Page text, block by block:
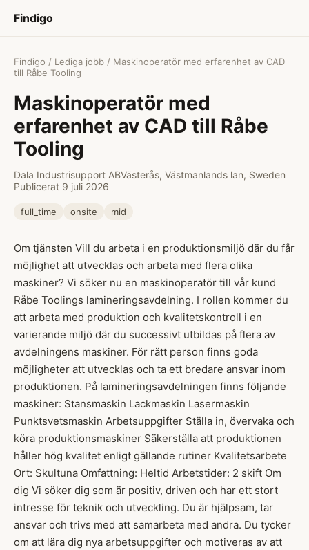
Findigo
Findigo / Lediga jobb / Maskinoperatör med erfarenhet av CAD
till Råbe Tooling
Maskinoperatör med
erfarenhet av CAD till Råbe
Tooling
Dala Industrisupport ABVästerås, Västmanlands lan, Sweden
Publicerat 9 juli 2026
full_time onsite mid
Om tjänsten Vill du arbeta i en produktionsmiljö där du får
möjlighet att utvecklas och arbeta med flera olika
maskiner? Vi söker nu en maskinoperatör till vår kund
Råbe Toolings lamineringsavdelning. I rollen kommer du
att arbeta med produktion och kvalitetskontroll i en
varierande miljö där du successivt utbildas på flera av
avdelningens maskiner. För rätt person finns goda
möjligheter att utvecklas och ta ett bredare ansvar inom
produktionen. På lamineringsavdelningen finns följande
maskiner: Stansmaskin Lackmaskin Lasermaskin
Punktsvetsmaskin Arbetsuppgifter Ställa in, övervaka och
köra produktionsmaskiner Säkerställa att produktionen
håller hög kvalitet enligt gällande rutiner Kvalitetsarbete
Ort: Skultuna Omfattning: Heltid Arbetstider: 2 skift Om
dig Vi söker dig som är positiv, driven och har ett stort
intresse för teknik och utveckling. Du är hjälpsam, tar
ansvar och trivs med att samarbeta med andra. Du tycker
om att lära dig nya arbetsuppgifter och motiveras av att